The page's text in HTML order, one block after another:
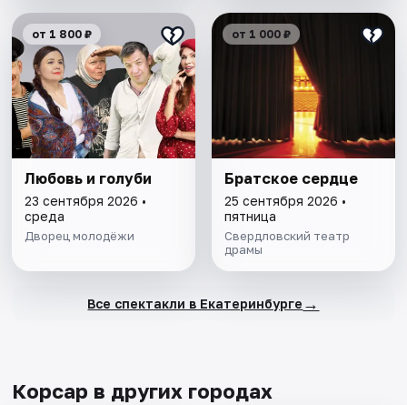
от 1 800 ₽
Любовь и голуби
23 сентября 2026 •
среда
Дворец молодёжи
от 1 000 ₽
Братское сердце
25 сентября 2026 •
пятница
Свердловский театр
драмы
Все спектакли в Екатеринбурге →
Корсар в других городах